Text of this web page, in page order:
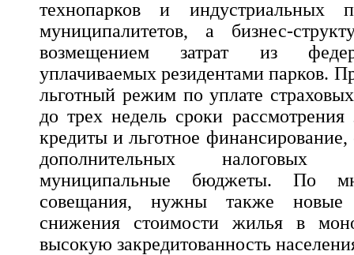
технопарков и индустриальных
муниципалитетов, а бизнес-
возмещением затрат из
уплачиваемых резидентами парков.
льготный режим по уплате
до трех недель сроки рассмотрения
кредиты и льготное финансирование,
дополнительных
муниципальные бюджеты. По
совещания, нужны также новые
снижения стоимости жилья в
высокую закредитованность